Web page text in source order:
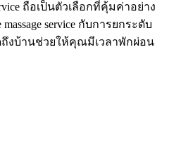
ถือเป็นตัวเลือกที่คุ้มค่าอย่าง
service กับการยกระดับ
งบ้านช่วยให้คุณมีเวลาพักผ่อน